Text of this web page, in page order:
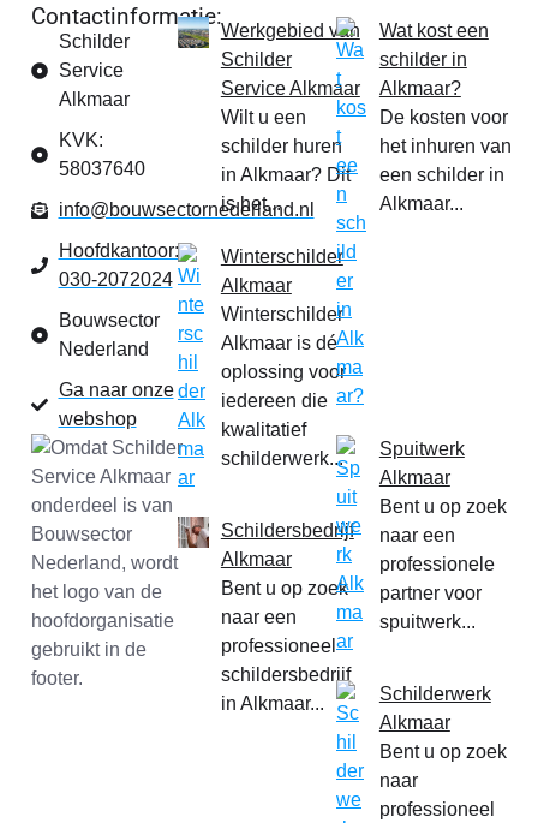
Contactinformatie:
Schilder
Service
Alkmaar
KVK:
58037640
info@bouwsectornederland.nl
Hoofdkantoor:
030-2072024
Bouwsector
Nederland
Ga naar onze
webshop
Werkgebied van
Schilder
Service Alkmaar
Wilt u een
schilder huren
in Alkmaar? Dit
is het...
Winterschilder
Alkmaar
Winterschilder
Alkmaar is dé
oplossing voor
iedereen die
kwalitatief
schilderwerk...
Schildersbedrijf
Alkmaar
Bent u op zoek
naar een
professioneel
schildersbedrijf
in Alkmaar...
Wat kost een
schilder in
Alkmaar?
De kosten voor
het inhuren van
een schilder in
Alkmaar...
Spuitwerk
Alkmaar
Bent u op zoek
naar een
professionele
partner voor
spuitwerk...
Schilderwerk
Alkmaar
Bent u op zoek
naar
professioneel